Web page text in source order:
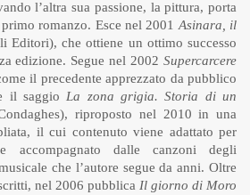
l’altra sua passione, la pittura, porta
romanzo. Esce nel 2001 Asinara, il
Editori), che ottiene un ottimo successo
edizione. Segue nel 2002 Supercarcere
il precedente apprezzato da pubblico
il saggio La zona grigia. Storia di un
riproposto nel 2010 in una
il cui contenuto viene adattato per
accompagnato dalle canzoni degli
che l’autore segue da anni. Oltre
nel 2006 pubblica Il giorno di Moro